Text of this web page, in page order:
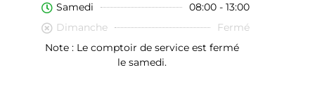
Samedi
08:00 - 13:00
Dimanche
Fermé
Note : Le comptoir de service est fermé
le samedi.